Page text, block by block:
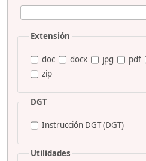
Extensión
doc docx jpg pdf
zip
DGT
Instrucción DGT (DGT)
Utilidades